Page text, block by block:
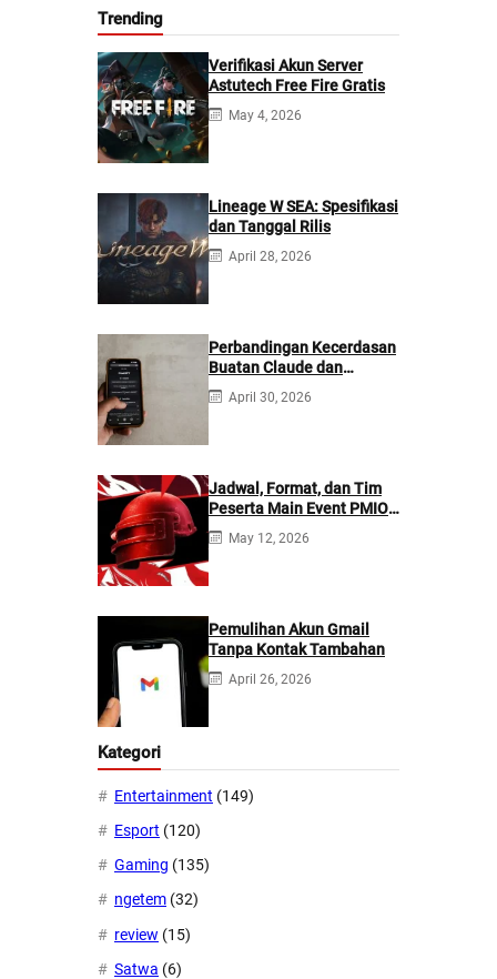
Trending
Verifikasi Akun Server
Astutech Free Fire Gratis
May 4, 2026
Lineage W SEA: Spesifikasi
dan Tanggal Rilis
April 28, 2026
Perbandingan Kecerdasan
Buatan Claude dan
ChatGPT: Mana yang
Lebih Baik?
April 30, 2026
Jadwal, Format, dan Tim
Peserta Main Event PMIO
2026
May 12, 2026
Pemulihan Akun Gmail
Tanpa Kontak Tambahan
April 26, 2026
Kategori
Entertainment (149)
Esport (120)
Gaming (135)
ngetem (32)
review (15)
Satwa (6)